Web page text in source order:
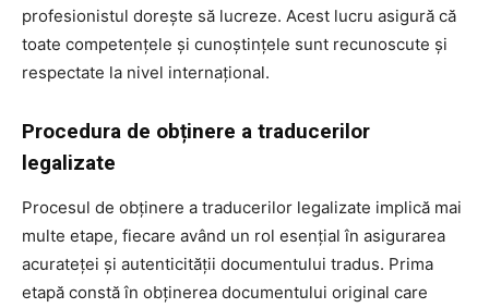
profesionistul dorește să lucreze. Acest lucru asigură că
toate competențele și cunoștințele sunt recunoscute și
respectate la nivel internațional.
Procedura de obținere a traducerilor
legalizate
Procesul de obținere a traducerilor legalizate implică mai
multe etape, fiecare având un rol esențial în asigurarea
acurateței și autenticității documentului tradus. Prima
etapă constă în obținerea documentului original care